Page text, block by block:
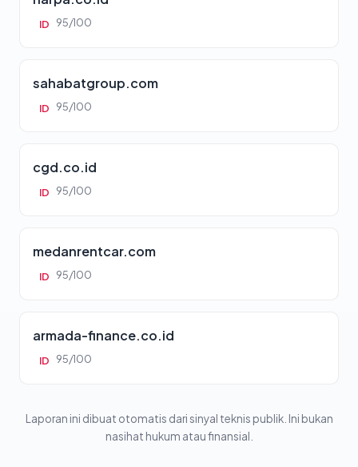
ID 95/100
sahabatgroup.com
ID 95/100
cgd.co.id
ID 95/100
medanrentcar.com
ID 95/100
armada-finance.co.id
ID 95/100
Laporan ini dibuat otomatis dari sinyal teknis publik. Ini bukan
nasihat hukum atau finansial.